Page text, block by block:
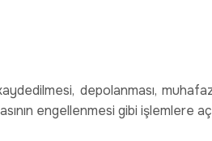
depolanması,
engellenmesi gibi